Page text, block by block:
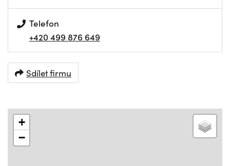
Telefon
+420 499 876 649
Sdílet firmu
+
−